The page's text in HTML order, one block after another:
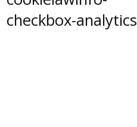
checkbox-analytics